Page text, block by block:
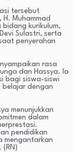
tersebut
Muhammad
kurikulum,
Sulastri, serta
penyerahan
rasa
dan Hassya. Ia
bagi siswa-siswi
belajar dengan
menunjukkan
dalam
pendidikan
mengantarkan